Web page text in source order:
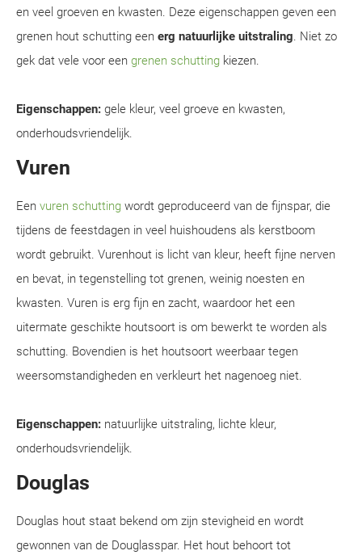
en veel groeven en kwasten. Deze eigenschappen geven een
grenen hout schutting een erg natuurlijke uitstraling. Niet zo
gek dat vele voor een grenen schutting kiezen.
Eigenschappen: gele kleur, veel groeve en kwasten,
onderhoudsvriendelijk.
Vuren
Een vuren schutting wordt geproduceerd van de fijnspar, die
tijdens de feestdagen in veel huishoudens als kerstboom
wordt gebruikt. Vurenhout is licht van kleur, heeft fijne nerven
en bevat, in tegenstelling tot grenen, weinig noesten en
kwasten. Vuren is erg fijn en zacht, waardoor het een
uitermate geschikte houtsoort is om bewerkt te worden als
schutting. Bovendien is het houtsoort weerbaar tegen
weersomstandigheden en verkleurt het nagenoeg niet.
Eigenschappen: natuurlijke uitstraling, lichte kleur,
onderhoudsvriendelijk.
Douglas
Douglas hout staat bekend om zijn stevigheid en wordt
gewonnen van de Douglasspar. Het hout behoort tot